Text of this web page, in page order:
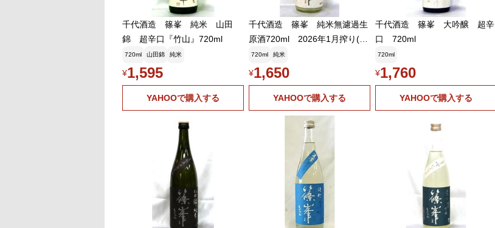
千代酒造 篠峯 純米 山田
錦 超辛口『竹山』720ml
720ml 山田錦 純米
¥1,595
YAHOOで購入する
千代酒造 篠峯 純米無濾過生
原酒720ml 2026年1月搾り(要
冷蔵品です。クール便を選択し
てください)
720ml 純米
¥1,650
YAHOOで購入する
千代酒造 篠峯 大吟醸 超辛
口 720ml
720ml
¥1,760
YAHOOで購入する